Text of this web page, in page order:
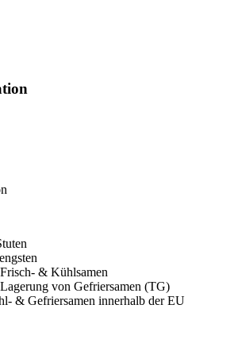
& Kühlsamen
von Gefriersamen (TG)
& Gefriersamen innerhalb der EU